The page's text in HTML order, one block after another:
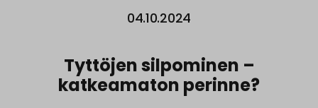
04.10.2024
Tyttöjen silpominen –
katkeamaton perinne?